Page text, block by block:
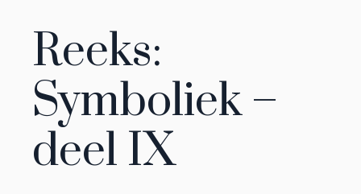
Reeks:
Symboliek –
deel IX